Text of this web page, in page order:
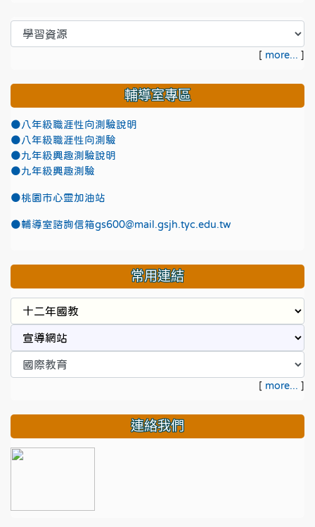
[ more... ]
輔導室專區
●八年級職涯性向測驗說明
●八年級職涯性向測驗
●九年級興趣測驗說明
●九年級興趣測驗
●桃園市心靈加油站
●輔導室諮詢信箱gs600@mail.gsjh.tyc.edu.tw
常用連結
[ more... ]
連絡我們